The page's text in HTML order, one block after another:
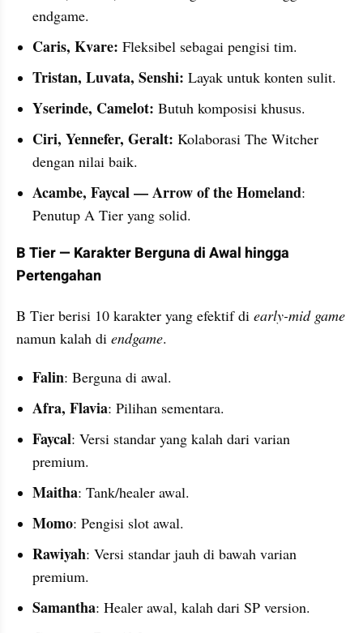
endgame.
Caris, Kvare: Fleksibel sebagai pengisi tim.
Tristan, Luvata, Senshi: Layak untuk konten sulit.
Yserinde, Camelot: Butuh komposisi khusus.
Ciri, Yennefer, Geralt: Kolaborasi The Witcher
dengan nilai baik.
Acambe, Faycal — Arrow of the Homeland:
Penutup A Tier yang solid.
B Tier — Karakter Berguna di Awal hingga
Pertengahan
B Tier berisi 10 karakter yang efektif di early-mid game
namun kalah di endgame.
Falin: Berguna di awal.
Afra, Flavia: Pilihan sementara.
Faycal: Versi standar yang kalah dari varian
premium.
Maitha: Tank/healer awal.
Momo: Pengisi slot awal.
Rawiyah: Versi standar jauh di bawah varian
premium.
Samantha: Healer awal, kalah dari SP version.